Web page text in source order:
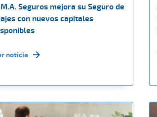
Seguros mejora su Seguro de
con nuevos capitales
noticia